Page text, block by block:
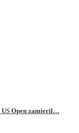
Open zamieril…